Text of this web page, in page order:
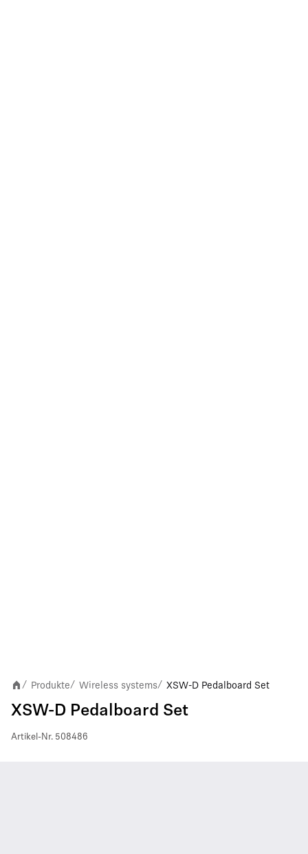
/ Produkte/ Wireless systems/ XSW-D Pedalboard Set
XSW-D Pedalboard Set
Artikel-Nr. 508486